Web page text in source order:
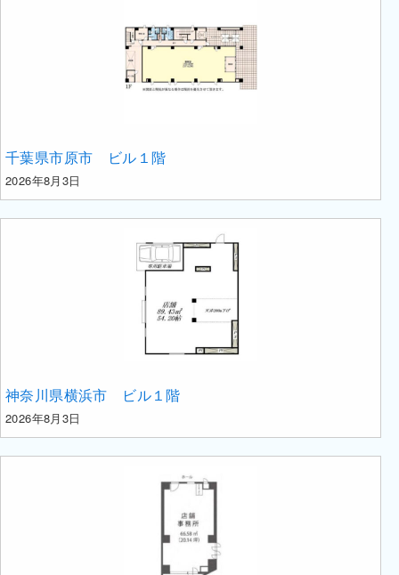
千葉県市原市 ビル１階
2026年8月3日
神奈川県横浜市 ビル１階
2026年8月3日